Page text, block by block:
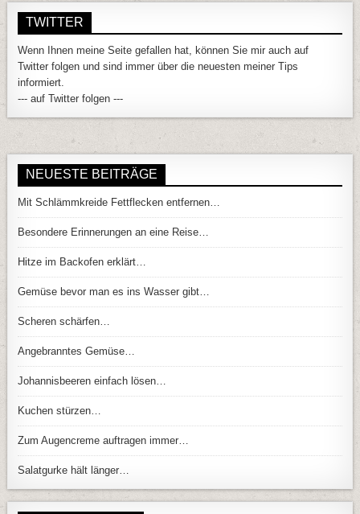
TWITTER
Wenn Ihnen meine Seite gefallen hat, können Sie mir auch auf
Twitter folgen und sind immer über die neuesten meiner Tips
informiert.
--- auf Twitter folgen ---
NEUESTE BEITRÄGE
Mit Schlämmkreide Fettflecken entfernen…
Besondere Erinnerungen an eine Reise…
Hitze im Backofen erklärt…
Gemüse bevor man es ins Wasser gibt…
Scheren schärfen…
Angebranntes Gemüse…
Johannisbeeren einfach lösen…
Kuchen stürzen…
Zum Augencreme auftragen immer…
Salatgurke hält länger…